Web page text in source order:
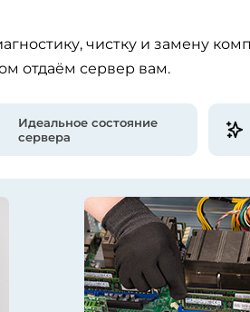
чистку и замену
отдаём сервер вам.
Идеальное состояние
сервера